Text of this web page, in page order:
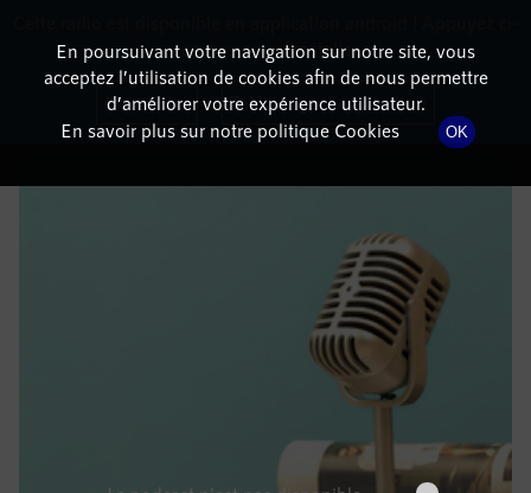
DÉTAILS DE L'ÉPISODE
9 janvier 2023à 6h59 , durée : Invalid date
En poursuivant votre navigation sur notre site, vous
acceptez l’utilisation de cookies afin de nous permettre
d’améliorer votre expérience utilisateur.
En savoir plus sur notre politique Cookies
OK
dessous pour l'installer.
Non merci Télécharger l'application